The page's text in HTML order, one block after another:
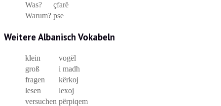
Was?
çfarë
Warum? pse
Weitere Albanisch Vokabeln
klein
vogël
groß
i madh
fragen
kërkoj
lesen
lexoj
versuchen përpiqem